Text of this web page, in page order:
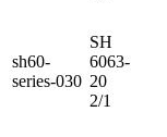
sh60-
series-030
SH
6063-
20
2/1